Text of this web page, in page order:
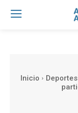
Inicio Deportes